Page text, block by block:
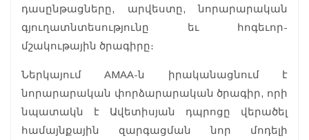
դասընթացները, արվեստը, նորարարական
գյուղատնտեսությունը եւ հոգեւոր-
մշակութային ծրագիրը։
Ներկայում AMAA-ն իրականացնում է
նորարարական փորձարարական ծրագիր, որի
նպատակն է Ավետիսյան դպրոցը վերածել
համայնքային զարգացման նոր մոդելի